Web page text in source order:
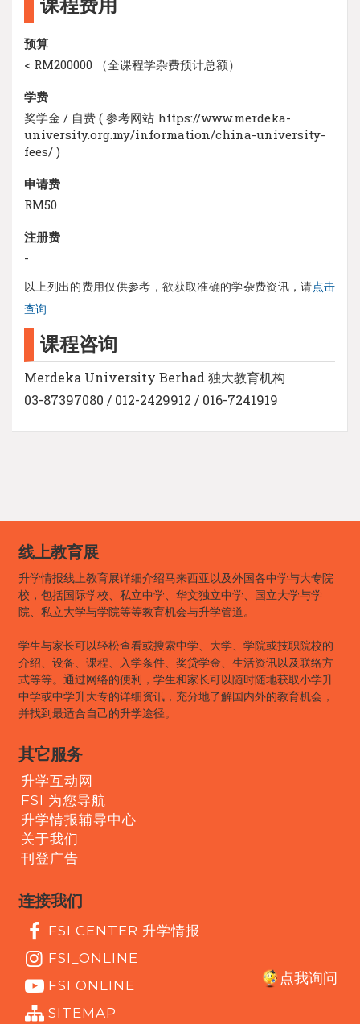
课程费用
预算
< RM200000 （全课程学杂费预计总额）
学费
奖学金 / 自费 ( 参考网站 https://www.merdeka-
university.org.my/information/china-university-
fees/ )
申请费
RM50
注册费
-
以上列出的费用仅供参考，欲获取准确的学杂费资讯，请点击
查询
课程咨询
Merdeka University Berhad 独大教育机构
03-87397080 / 012-2429912 / 016-7241919
点我询问
线上教育展
升学情报线上教育展详细介绍马来西亚以及外国各中学与大专院
校，包括国际学校、私立中学、华文独立中学、国立大学与学
院、私立大学与学院等等教育机会与升学管道。
学生与家长可以轻松查看或搜索中学、大学、学院或技职院校的
介绍、设备、课程、入学条件、奖贷学金、生活资讯以及联络方
式等等。通过网络的便利，学生和家长可以随时随地获取小学升
中学或中学升大专的详细资讯，充分地了解国内外的教育机会，
并找到最适合自己的升学途径。
其它服务
升学互动网
FSI 为您导航
升学情报辅导中心
关于我们
刊登广告
连接我们
FSI CENTER 升学情报
FSI_ONLINE
FSI ONLINE
SITEMAP